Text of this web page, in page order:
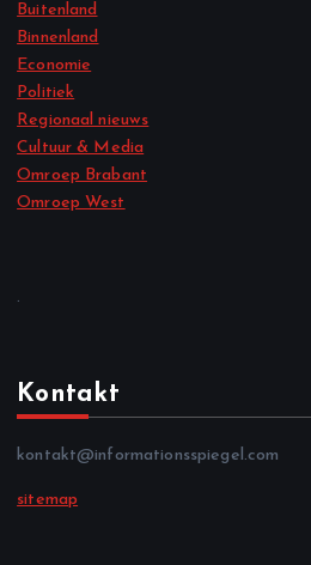
Buitenland
Binnenland
Economie
Politiek
Regionaal nieuws
Cultuur & Media
Omroep Brabant
Omroep West
.
Kontakt
kontakt@informationsspiegel.com
sitemap